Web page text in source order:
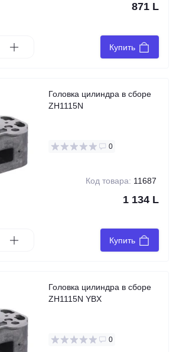
871 L
Купить
Головка цилиндра в сборе
ZH1115N
0
Код товара: 11687
1 134 L
Купить
Головка цилиндра в сборе
ZH1115N YBX
0